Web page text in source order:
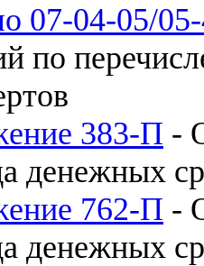
07-04-05/
по
383-П -
денежных
762-П -
денежных